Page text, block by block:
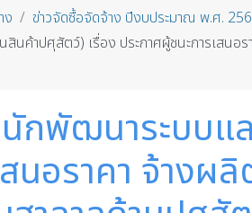
ง ข่าวจัดซื้อจัดจ้าง ปีงบประมาณ พ.ศ.
ค้าปศุสัตว์) เรื่อง ประกาศผู้ชนะการเสน
กพัฒนาระบบแ
สนอราคา จ้าง